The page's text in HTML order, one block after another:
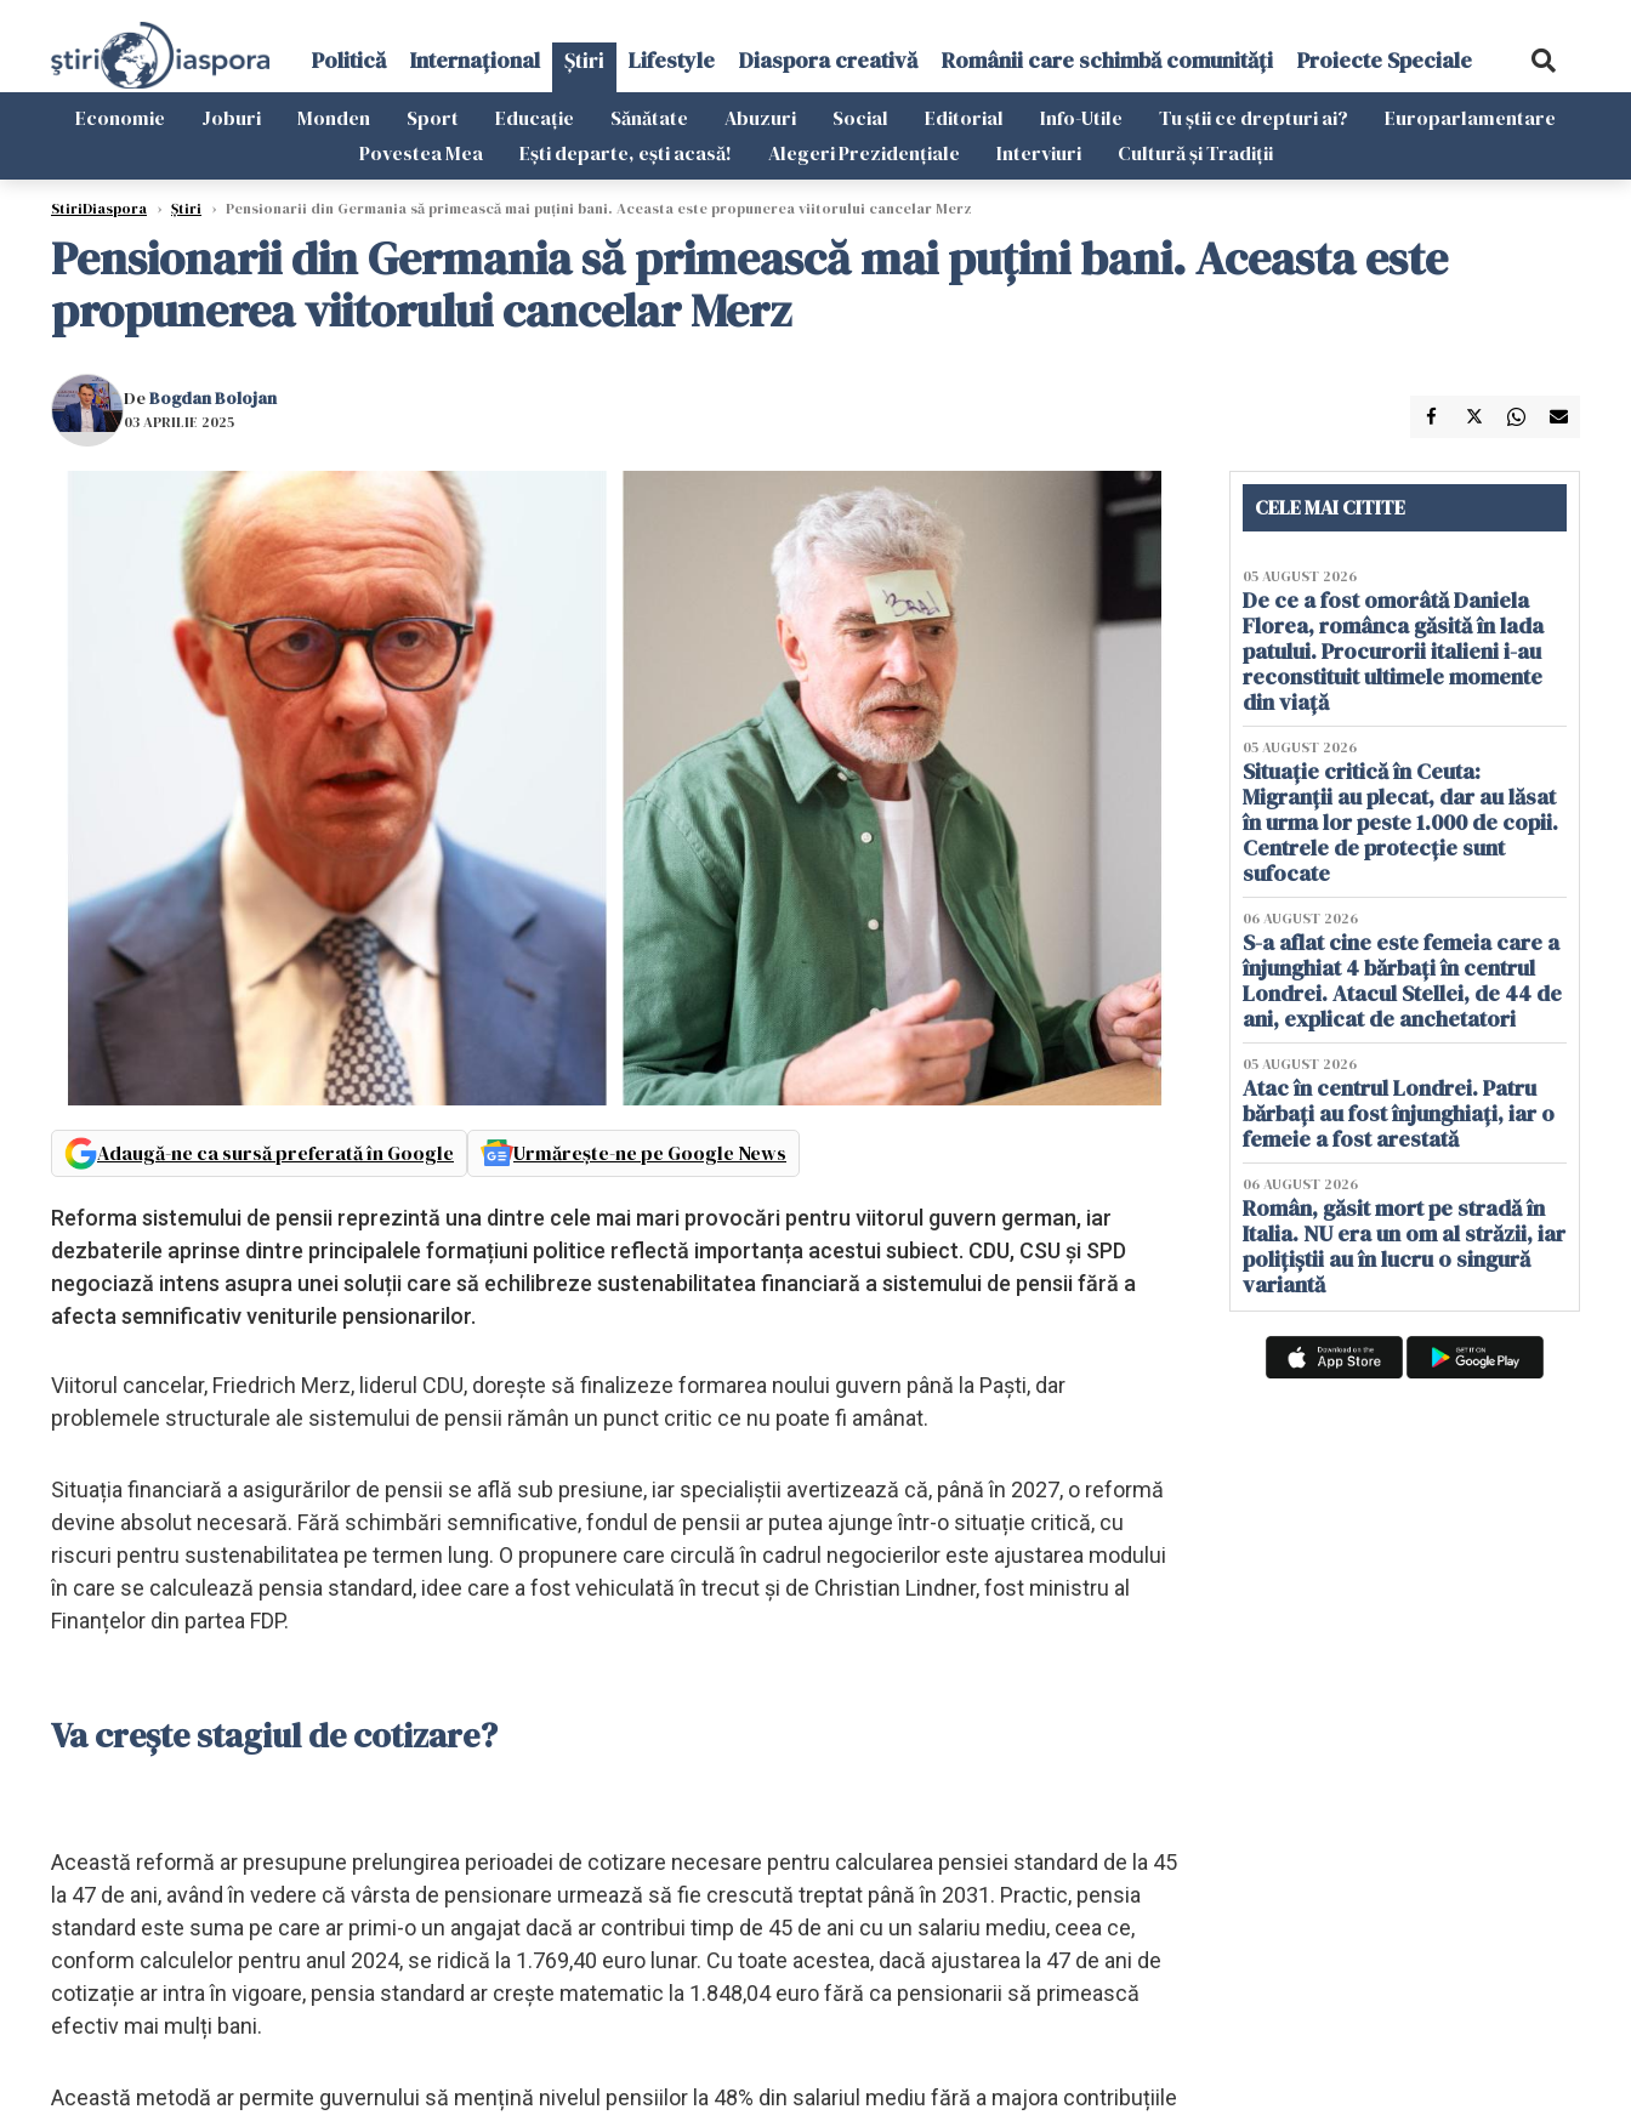
Politică Internațional Știri Lifestyle Diaspora creativă Românii care schimbă comunități Proiecte Speciale
Economie Joburi Monden Sport Educație Sănătate Abuzuri Social Editorial Info-Utile Tu știi ce drepturi ai?
Europarlamentare
Povestea Mea
Ești departe, ești acasă! Alegeri Prezidențiale Interviuri Cultură și Tradiții
StiriDiaspora › Știri › Pensionarii din Germania să primească mai puțini bani. Aceasta este propunerea viitorului cancelar Merz
Pensionarii din Germania să primească mai puțini bani. Aceasta este
propunerea viitorului cancelar Merz
DeBogdan Bolojan
03 APRILIE 2025
Adaugă-ne ca sursă preferată în Google Urmărește-ne pe Google News
Reforma sistemului de pensii reprezintă una dintre cele mai mari provocări pentru viitorul guvern german, iar
dezbaterile aprinse dintre principalele formațiuni politice reflectă importanța acestui subiect. CDU, CSU și SPD
negociază intens asupra unei soluții care să echilibreze sustenabilitatea financiară a sistemului de pensii fără a
afecta semnificativ veniturile pensionarilor.
Viitorul cancelar, Friedrich Merz, liderul CDU, dorește să finalizeze formarea noului guvern până la Paști, dar
problemele structurale ale sistemului de pensii rămân un punct critic ce nu poate fi amânat.
Situația financiară a asigurărilor de pensii se află sub presiune, iar specialiștii avertizează că, până în 2027, o reformă
devine absolut necesară. Fără schimbări semnificative, fondul de pensii ar putea ajunge într-o situație critică, cu
riscuri pentru sustenabilitatea pe termen lung. O propunere care circulă în cadrul negocierilor este ajustarea modului
în care se calculează pensia standard, idee care a fost vehiculată în trecut și de Christian Lindner, fost ministru al
Finanțelor din partea FDP.
Va crește stagiul de cotizare?
Această reformă ar presupune prelungirea perioadei de cotizare necesare pentru calcularea pensiei standard de la 45
la 47 de ani, având în vedere că vârsta de pensionare urmează să fie crescută treptat până în 2031. Practic, pensia
standard este suma pe care ar primi-o un angajat dacă ar contribui timp de 45 de ani cu un salariu mediu, ceea ce,
conform calculelor pentru anul 2024, se ridică la 1.769,40 euro lunar. Cu toate acestea, dacă ajustarea la 47 de ani de
cotizație ar intra în vigoare, pensia standard ar crește matematic la 1.848,04 euro fără ca pensionarii să primească
efectiv mai mulți bani.
Această metodă ar permite guvernului să mențină nivelul pensiilor la 48% din salariul mediu fără a majora contribuțiile
CELE MAI CITITE
05 AUGUST 2026
De ce a fost omorâtă Daniela
Florea, românca găsită în lada
patului. Procurorii italieni i-au
reconstituit ultimele momente
din viață
05 AUGUST 2026
Situație critică în Ceuta:
Migranții au plecat, dar au lăsat
în urma lor peste 1.000 de copii.
Centrele de protecție sunt
sufocate
06 AUGUST 2026
S-a aflat cine este femeia care a
înjunghiat 4 bărbați în centrul
Londrei. Atacul Stellei, de 44 de
ani, explicat de anchetatori
05 AUGUST 2026
Atac în centrul Londrei. Patru
bărbați au fost înjunghiați, iar o
femeie a fost arestată
06 AUGUST 2026
Român, găsit mort pe stradă în
Italia. NU era un om al străzii, iar
polițiștii au în lucru o singură
variantă